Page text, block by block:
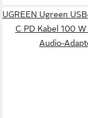
UGREEN Ugreen
C PD Kabel 100
Audio-